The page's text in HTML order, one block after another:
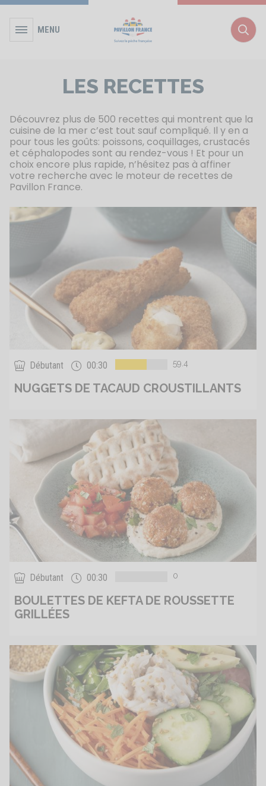
MENU
LES RECETTES
Découvrez plus de 500 recettes qui montrent que la
cuisine de la mer c’est tout sauf compliqué. Il y en a
pour tous les goûts: poissons, coquillages, crustacés
et céphalopodes sont au rendez-vous ! Et pour un
choix encore plus rapide, n’hésitez pas à affiner
votre recherche avec le moteur de recettes de
Pavillon France.
Débutant 00:30 59.4
NUGGETS DE TACAUD CROUSTILLANTS
Débutant 00:30 0
BOULETTES DE KEFTA DE ROUSSETTE
GRILLÉES